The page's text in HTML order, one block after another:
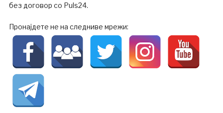
без договор со Puls24.
Пронајдете не на следниве мрежи: